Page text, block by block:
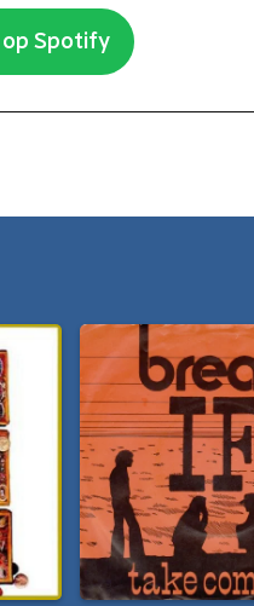
op Spotify